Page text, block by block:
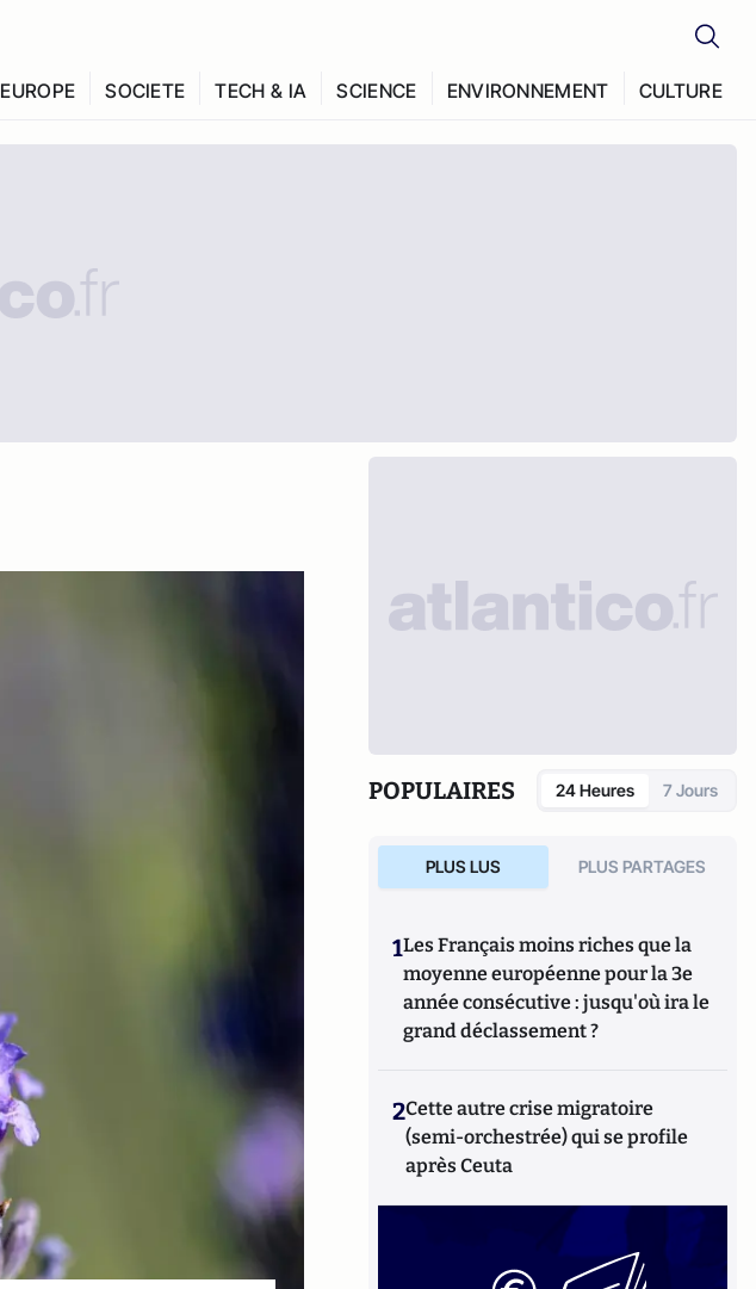
EUROPE SOCIETE TECH & IA SCIENCE ENVIRONNEMENT CULTURE
POPULAIRES 24 Heures 7 Jours
PLUS LUS PLUS PARTAGES
1Les Français moins riches que la
moyenne européenne pour la 3e
année consécutive : jusqu'où ira le
grand déclassement ?
2Cette autre crise migratoire
(semi-orchestrée) qui se profile
après Ceuta